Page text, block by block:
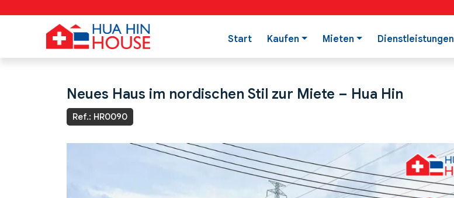
Start Kaufen Mieten Dienstleistungen
Neues Haus im nordischen Stil zur Miete – Hua Hin
Ref.: HR0090